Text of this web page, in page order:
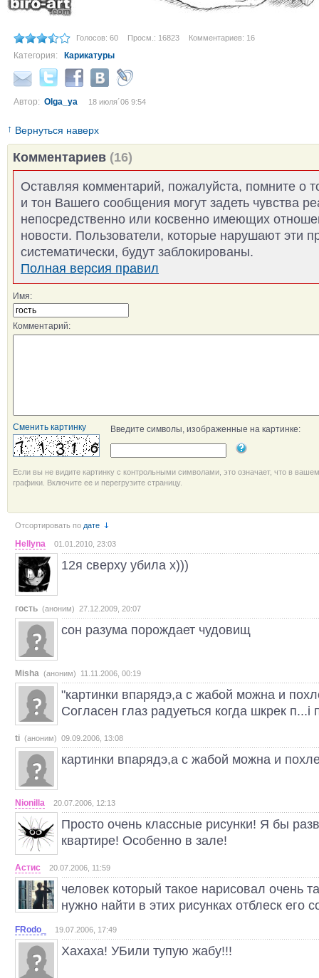
Голосов: 60 Просм.: 16823 Комментариев: 16
Категория: Карикатуры
Автор: Olga_ya 18 июля´06 9:54
↑ Вернуться наверх
Комментариев (16)
Оставляя комментарий, пожалуйста, помните о
и тон Вашего сообщения могут задеть чувства
непосредственно или косвенно имеющих
новости. Пользователи, которые нарушают эти
систематически, будут заблокированы.
Полная версия правил
Имя:
Комментарий:
Сменить картинку Введите символы, изображенные на картинке:
Если вы не видите картинку с контрольными символами, это означает, что в
графики. Включите ее и перегрузите страницу.
Отсортировать по дате
Hellyna 01.01.2010, 23:03
12я сверху убила х)))
гость (аноним) 27.12.2009, 20:07
сон разума порождает чудовищ
Misha (аноним) 11.11.2006, 00:19
"картинки впарядэ,а с жабой можна и
Согласен глаз радуеться когда шкрек п...і
ti (аноним) 09.09.2006, 13:08
картинки впарядэ,а с жабой можна и
Nionilla 20.07.2006, 12:13
Просто очень классные рисунки! Я бы
квартире! Особенно в зале!
Астис 20.07.2006, 11:59
человек который такое нарисовал очень
нужно найти в этих рисунках отблеск его
FRodo_ 19.07.2006, 17:49
Хахаха! УБили тупую жабу!!!